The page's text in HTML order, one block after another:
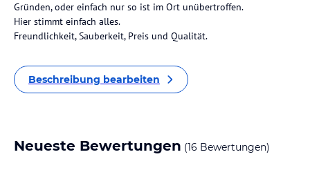
Gründen, oder einfach nur so ist im Ort unübertroffen.
Hier stimmt einfach alles.
Freundlichkeit, Sauberkeit, Preis und Qualität.
Beschreibung bearbeiten
Neueste Bewertungen (16 Bewertungen)